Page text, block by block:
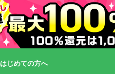
はじめての方へ